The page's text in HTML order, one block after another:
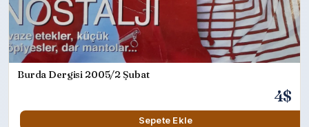
Burda Dergisi 2005/2 Şubat
4$
Sepete Ekle